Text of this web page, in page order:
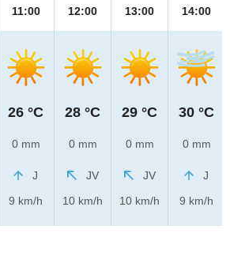
11:00
26 °C
0 mm
J
9 km/h
12:00
28 °C
0 mm
JV
10 km/h
13:00
29 °C
0 mm
JV
10 km/h
14:00
30 °C
0 mm
J
9 km/h